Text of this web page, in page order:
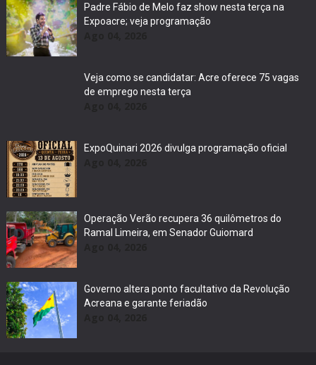
Padre Fábio de Melo faz show nesta terça na
Expoacre; veja programação
Veja como se candidatar: Acre oferece 75 vagas
de emprego nesta terça
ExpoQuinari 2026 divulga programação oficial
Operação Verão recupera 36 quilômetros do
Ramal Limeira, em Senador Guiomard
Governo altera ponto facultativo da Revolução
Acreana e garante feriadão